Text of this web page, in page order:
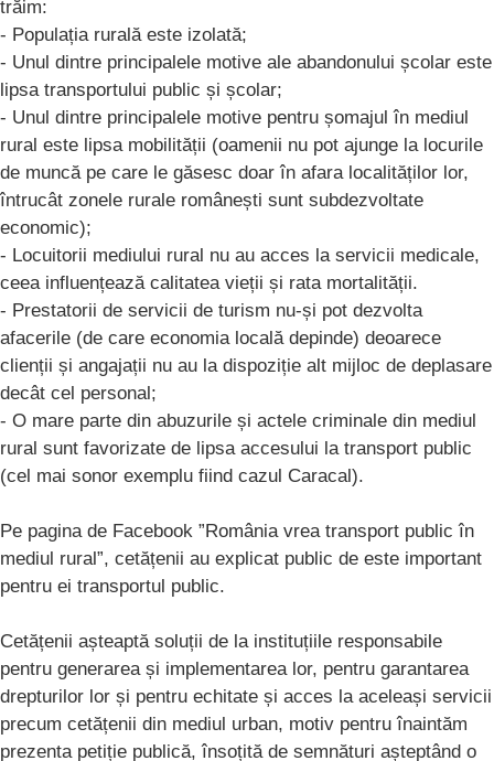
trăim:
- Populația rurală este izolată;
- Unul dintre principalele motive ale abandonului școlar este
lipsa transportului public și școlar;
- Unul dintre principalele motive pentru șomajul în mediul
rural este lipsa mobilității (oamenii nu pot ajunge la locurile
de muncă pe care le găsesc doar în afara localităților lor,
întrucât zonele rurale românești sunt subdezvoltate
economic);
- Locuitorii mediului rural nu au acces la servicii medicale,
ceea influențează calitatea vieții și rata mortalității.
- Prestatorii de servicii de turism nu-și pot dezvolta
afacerile (de care economia locală depinde) deoarece
clienții și angajații nu au la dispoziție alt mijloc de deplasare
decât cel personal;
- O mare parte din abuzurile și actele criminale din mediul
rural sunt favorizate de lipsa accesului la transport public
(cel mai sonor exemplu fiind cazul Caracal).
Pe pagina de Facebook ”România vrea transport public în
mediul rural”, cetățenii au explicat public de este important
pentru ei transportul public.
Cetățenii așteaptă soluții de la instituțiile responsabile
pentru generarea și implementarea lor, pentru garantarea
drepturilor lor și pentru echitate și acces la aceleași servicii
precum cetățenii din mediul urban, motiv pentru înaintăm
prezenta petiție publică, însoțită de semnături așteptând o